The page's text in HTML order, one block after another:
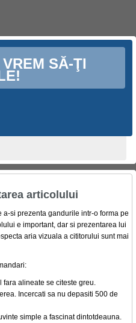
SĂ-ŢI
articolului
si prezenta gandurile intr-o forma pe
e important, dar si prezentarea lui
aria vizuala a cititorului sunt mai
fara alineate se citeste greu.
Incercati sa nu depasiti 500 de
simple a fascinat dintotdeauna.